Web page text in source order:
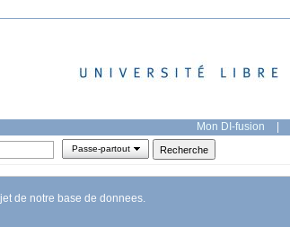
Mon DI-fusion |
Passe-partout
de notre base de donnees.